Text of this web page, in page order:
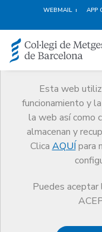
WEBMAIL APP
Esta web
funcionamiento y
la web así como
almacenan y
Clica AQUÍ para
Puedes aceptar
Ventajas y
Servicios Otros
Teatro